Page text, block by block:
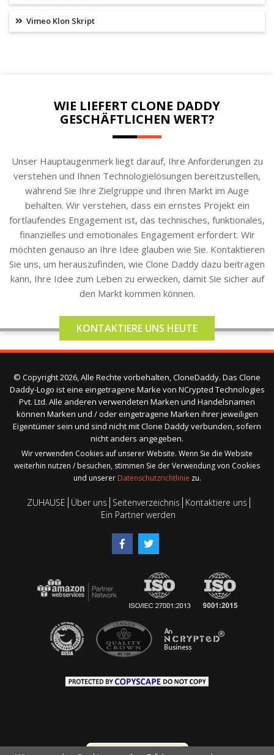
Vimeo Klon Skript
WIE LIEFERT CLONE DADDY
GESCHÄFTLICHEN WERT?
Unser Hauptaugenmerk liegt darauf, Ihre Anforderungen zu
verstehen und Ihnen Technologielösungen bereitzustellen,
während Sie Ihre Zielgruppe und Ihren Markt im Auge
behalten. Wir verstehen, dass ein ernstes Projekt ein
fortlaufendes Engagement ist, das technisches, funktionales,
finanzielles und emotionales Engagement erfordert. Wir
möchten genauso an Ihre Idee glauben wie Sie. Kontaktieren
Sie uns, um herauszufinden, wie Clone Daddy dazu beitragen
kann, Ihre Idee zum Leben zu erwecken, damit Sie sicher auf
den Markt kommen können.
KONTAKTIERE UNS HEUTE
© Copyright 2026, Alle Rechte vorbehalten, CloneDaddy. Das Clone
Daddy-Logo ist eine eingetragene Marke von NCrypted Technologies
Pvt. Ltd. Alle anderen verwendeten Marken und Handelsnamen
können Marken und / oder eingetragene Marken ihrer jeweiligen
Eigentümer sein und sind nicht mit Clone Daddy verbunden, sofern
nicht anders angegeben.
Wir verwenden Cookies auf unserer Website. Wenn Sie die Website
weiterhin nutzen / besuchen, stimmen Sie der Verwendung von Cookies
und unserer Datenschutzrichtlinie zu.
ZUHAUSE Über uns Seitenverzeichnis Kontaktiere uns
Ein Partner werden